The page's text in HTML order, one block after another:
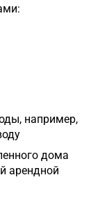
например,
дома
арендной